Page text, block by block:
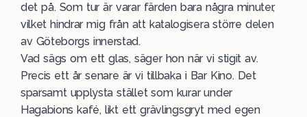
det på. Som tur är varar färden bara några minuter,
vilket hindrar mig från att katalogisera större delen
av Göteborgs innerstad.
Vad sägs om ett glas, säger hon när vi stigit av.
Precis ett år senare är vi tillbaka i Bar Kino. Det
sparsamt upplysta stället som kurar under
Hagabions kafé, likt ett grävlingsgryt med egen